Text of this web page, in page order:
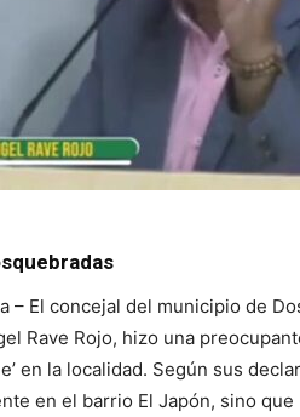
– El concejal del municipio de
Rave Rojo, hizo una
en la localidad. Según sus
en el barrio El Japón, sino